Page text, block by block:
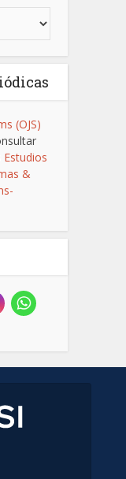
(OJS)
Estudios
&